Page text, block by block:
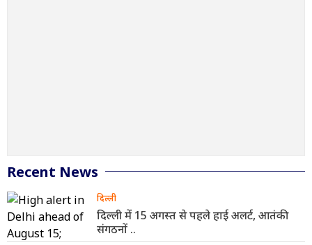
Recent News
दिल्ली
दिल्ली में 15 अगस्त से पहले हाई अलर्ट, आतंकी
संगठनों ..